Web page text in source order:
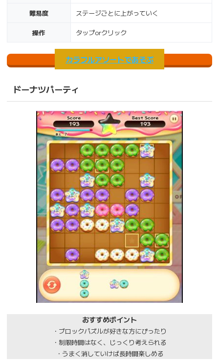
難易度 ステージごとに上がっていく
操作 タップorクリック
カラフルアソートであそぶ
ドーナツパーティ
おすすめポイント
・ブロックパズルが好きな方にぴったり
・制限時間はなく、じっくり考えられる
・うまく消していけば長時間楽しめる